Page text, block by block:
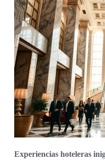
Experiencias hoteleras